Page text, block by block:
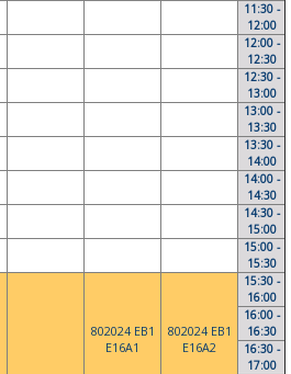
11:30 -
12:00
12:00 -
12:30
12:30 -
13:00
13:00 -
13:30
13:30 -
14:00
14:00 -
14:30
14:30 -
15:00
15:00 -
15:30
802024 EB1
E16A1
802024 EB1
E16A2
15:30 -
16:00
16:00 -
16:30
16:30 -
17:00